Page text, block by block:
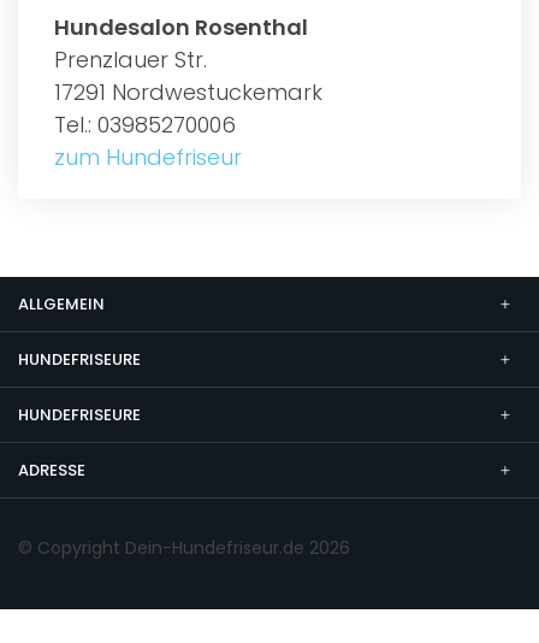
Hundesalon Rosenthal
Prenzlauer Str.
17291 Nordwestuckemark
Tel.: 03985270006
zum Hundefriseur
ALLGEMEIN
HUNDEFRISEURE
HUNDEFRISEURE
ADRESSE
© Copyright Dein-Hundefriseur.de 2026